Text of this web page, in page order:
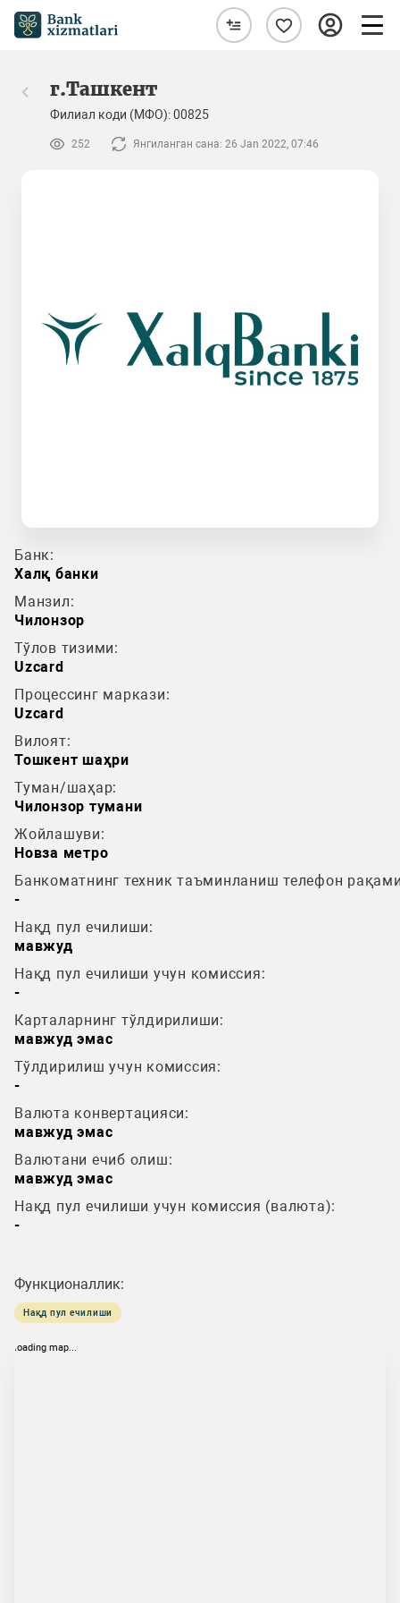
г.Ташкент
Филиал коди (МФО): 00825
252 Янгиланган сана: 26 Jan 2022, 07:46
Банк:
Халқ банки
Манзил:
Чилонзор
Тўлов тизими:
Uzcard
Процессинг маркази:
Uzcard
Вилоят:
Тошкент шаҳри
Туман/шаҳар:
Чилонзор тумани
Жойлашуви:
Новза метро
Банкоматнинг техник таъминланиш телефон
-
Нақд пул ечилиши:
мавжуд
Нақд пул ечилиши учун комиссия:
-
Карталарнинг тўлдирилиши:
мавжуд эмас
Тўлдирилиш учун комиссия:
-
Валюта конвертацияси:
мавжуд эмас
Валютани ечиб олиш:
мавжуд эмас
Нақд пул ечилиши учун комиссия (валюта):
-
Функционаллик:
Нақд пул ечилиши
loading map...